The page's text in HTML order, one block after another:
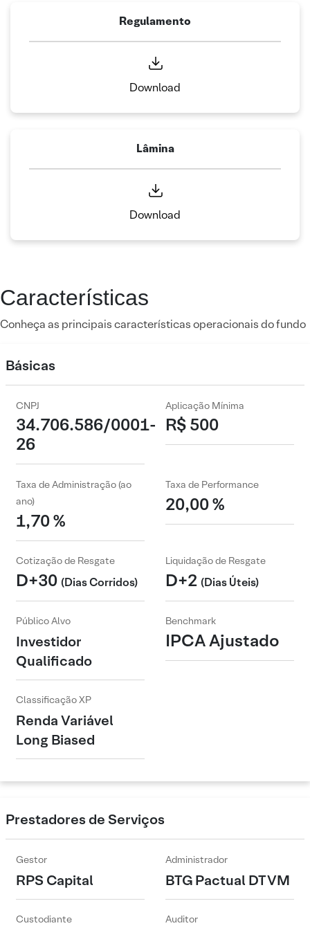
Regulamento
Download
Lâmina
Download
Características
Conheça as principais características operacionais do fundo
Básicas
CNPJ
34.706.586/0001-
26
Aplicação Mínima
R$ 500
Taxa de Administração (ao
ano)
1,70 %
Taxa de Performance
20,00 %
Cotização de Resgate
D+30 (Dias Corridos)
Liquidação de Resgate
D+2 (Dias Úteis)
Público Alvo
Investidor
Qualificado
Benchmark
IPCA Ajustado
Classificação XP
Renda Variável
Long Biased
Prestadores de Serviços
Gestor
RPS Capital
Administrador
BTG Pactual DTVM
Custodiante Auditor